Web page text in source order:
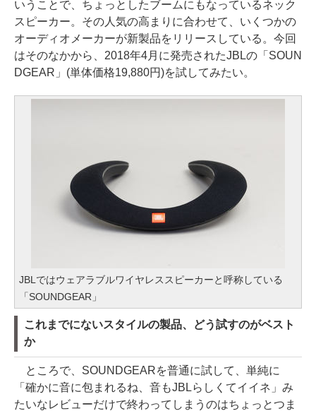
いうことで、ちょっとしたブームにもなっているネック
スピーカー。その人気の高まりに合わせて、いくつかの
オーディオメーカーが新製品をリリースしている。今回
はそのなかから、2018年4月に発売されたJBLの「SOUN
DGEAR」(単体価格19,880円)を試してみたい。
JBLではウェアラブルワイヤレススピーカーと呼称している
「SOUNDGEAR」
これまでにないスタイルの製品、どう試すのがベスト
か
ところで、SOUNDGEARを普通に試して、単純に
「確かに音に包まれるね、音もJBLらしくてイイネ」み
たいなレビューだけで終わってしまうのはちょっとつま